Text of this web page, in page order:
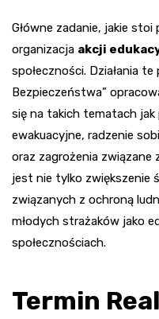
Główne zadanie, jakie
organizacja akcji
społeczności. Działania
Bezpieczeństwa”
się na takich tematach
ewakuacyjne, radzenie
oraz zagrożenia związane
jest nie tylko zwiększenie
związanych z ochroną
młodych strażaków jako
społecznościach.
Termin